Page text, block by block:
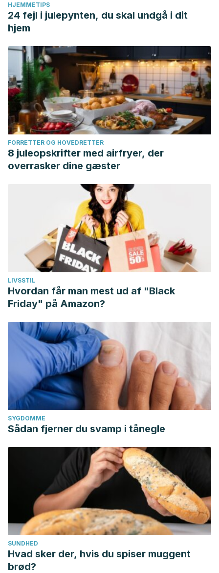
HJEMMETIPS
24 fejl i julepynten, du skal undgå i dit
hjem
FORRETTER OG HOVEDRETTER
8 juleopskrifter med airfryer, der
overrasker dine gæster
LIVSSTIL
Hvordan får man mest ud af "Black
Friday" på Amazon?
SYGDOMME
Sådan fjerner du svamp i tånegle
SUNDHED
Hvad sker der, hvis du spiser muggent
brød?